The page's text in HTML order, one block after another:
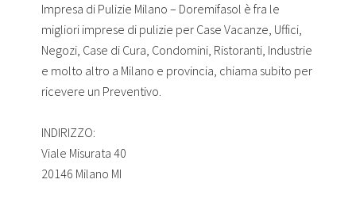
Impresa di Pulizie Milano – Doremifasol è fra le
migliori imprese di pulizie per Case Vacanze, Uffici,
Negozi, Case di Cura, Condomini, Ristoranti, Industrie
e molto altro a Milano e provincia, chiama subito per
ricevere un Preventivo.
INDIRIZZO:
Viale Misurata 40
20146 Milano MI